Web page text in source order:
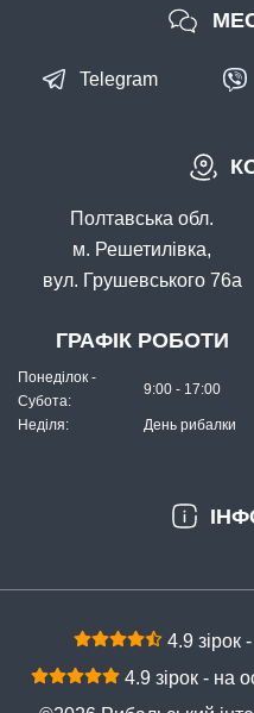
Полтавська обл.
м. Решетилівка,
вул. Грушевського 76а
ГРАФІК РОБОТИ
Понеділок -
Субота:
9:00 - 17:00
Неділя: День рибалки
Telegram
4.9 зірок
4.9 зірок - на